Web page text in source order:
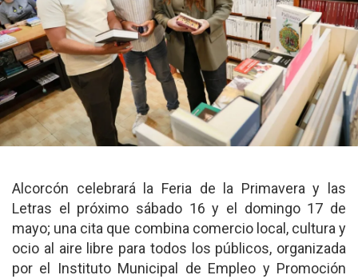
Alcorcón celebrará la Feria de la Primavera y las
Letras el próximo sábado 16 y el domingo 17 de
mayo; una cita que combina comercio local, cultura y
ocio al aire libre para todos los públicos, organizada
por el Instituto Municipal de Empleo y Promoción